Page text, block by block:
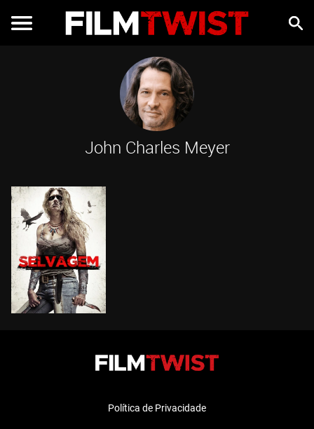
John Charles Meyer
Política de Privacidade